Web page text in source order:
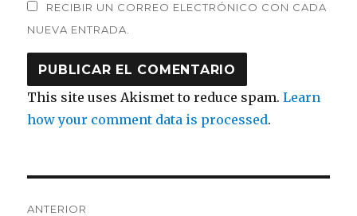
RECIBIR UN CORREO ELECTRÓNICO CON CADA
NUEVA ENTRADA.
This site uses Akismet to reduce spam.Learn
how your comment data is processed.
ANTERIOR